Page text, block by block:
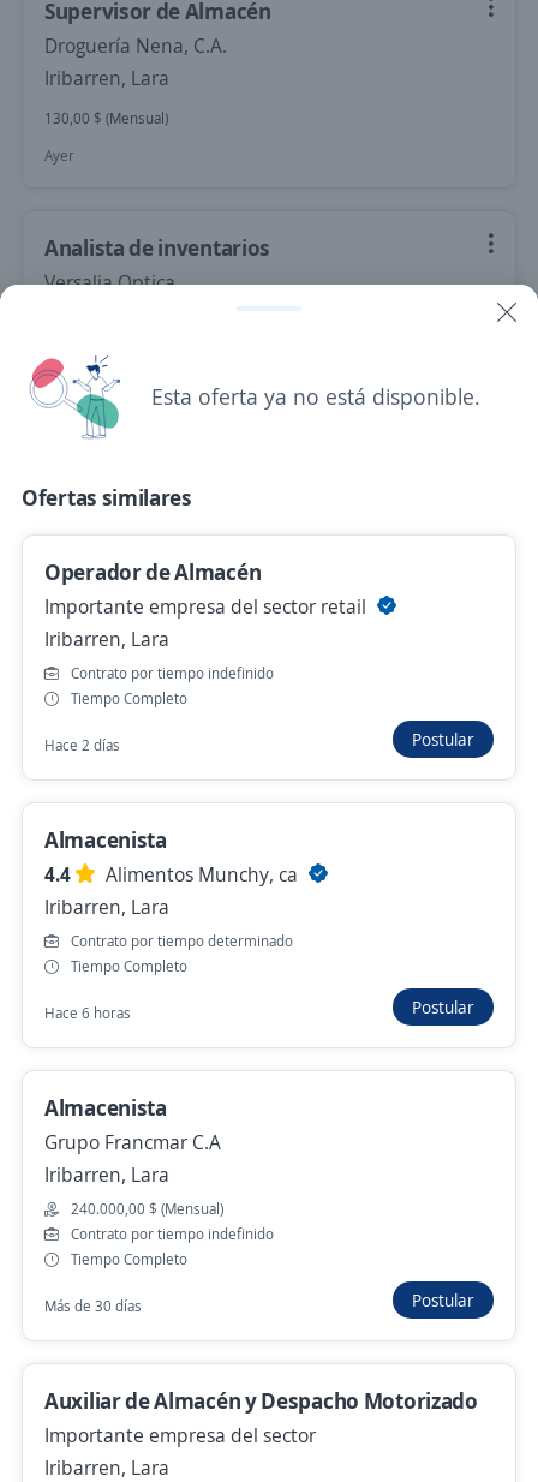
Supervisor de Almacén
Droguería Nena, C.A.
Iribarren, Lara
130,00 $ (Mensual)
Ayer
Analista de inventarios
Versalia Optica
400,00 $ (Mensual)
Ayer
Auxiliar de almacén/Chófer
300,00 $ (Mensual)
Ayer
Importante empresa del sector retail
Iribarren, Lara
Operadores Integrales
Implasven, C.A.
Iribarren, Lara
200,00 $ (Mensual)
Se precisa Urgente
Chofer de Distribución Barquisimeto
4,4
Zoom International Services
Iribarren, Lara
Ayudante de rampa / Chofer
Grupo Nitrox
Esta oferta ya no está disponible.
Ofertas similares
Operador de Almacén
Importante empresa del sector retail
Iribarren, Lara
Contrato por tiempo indefinido
Tiempo Completo
Hace 2 días Postular
Almacenista
4.4
Alimentos Munchy, ca
Iribarren, Lara
Contrato por tiempo determinado
Tiempo Completo
Hace 6 horas Postular
Almacenista
Grupo Francmar C.A
Iribarren, Lara
240.000,00 $ (Mensual)
Contrato por tiempo indefinido
Tiempo Completo
Más de 30 días Postular
Auxiliar de Almacén y Despacho Motorizado
Importante empresa del sector
Iribarren, Lara